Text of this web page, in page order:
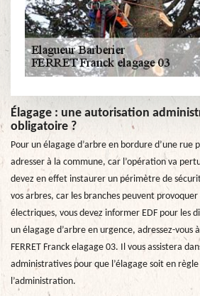
Élagage : une autorisation
obligatoire ?
Pour un élagage d’arbre en bordure d’une rue
adresser à la commune, car l’opération va
devez en effet instaurer un périmètre de
vos arbres, car les branches peuvent provoquer
électriques, vous devez informer EDF pour les
un élagage d’arbre en urgence, adressez-vous
FERRET Franck elagage 03. Il vous assistera
administratives pour que l’élagage soit en règle
l’administration.